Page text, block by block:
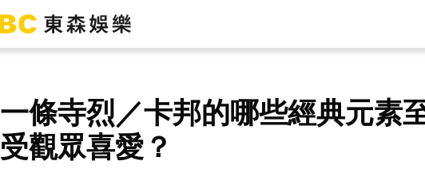
一條寺烈／卡邦的哪些經典元素
受觀眾喜愛？